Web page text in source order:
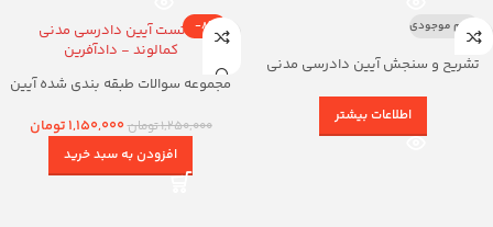
اتمام موجودی
تشریح و سنجش آیین دادرسی مدنی
اطلاعات بیشتر
-8%
مجموعه سوالات طبقه بندی شده آیین
1,250,000تومان1,150,000تومان
افزودن به سبد خرید